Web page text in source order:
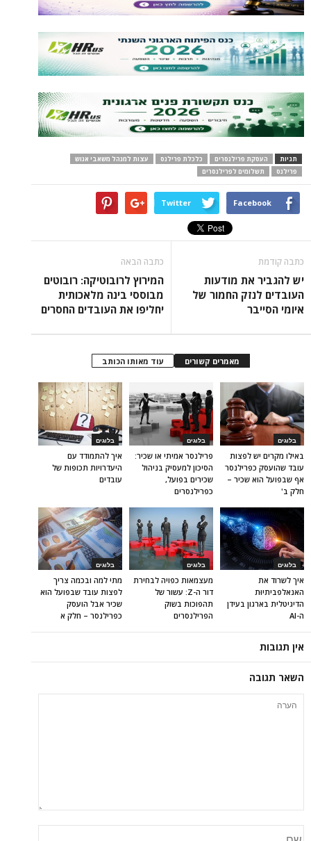
תגיות העסקת פרילנסרים כלכלת פרילנס
עצות למנהל משאבי אנוש
פרילנס
תשלומים לפרילנסרים
Facebook
Twitter
כתבה קודמת
יש להגביר את מודעות
העובדים לנזק החמור של
איומי הסייבר
כתבה הבאה
המירוץ לרובוטיקה: רובוטים
מבוססי בינה מלאכותית
יחליפו את העובדים החסרים
מאמרים קשורים עוד מאותו הכותב
בלוגים
איך להתמודד עם
היעדרויות תכופות של
עובדים
בלוגים
פרילנסר אמיתי או שכיר:
הסיכון למעסיק בניהול
שכירים בפועל,
כפרילנסרים
בלוגים
באילו מקרים יש לפצות
עובד שהועסק כפרילנסר
אף שבפועל הוא שכיר –
חלק ב'
בלוגים
מתי למה ובכמה צריך
לפצות עובד שבפועל הוא
שכיר אבל הועסק
כפרילנסר – חלק א
בלוגים
מעצמאות כפויה לבחירת
דור ה-Z: עשור של
תהפוכות בשוק
הפרילנסרים
בלוגים
איך לשרוד את
האנאלפביתיוּת
הדיגיטלית בארגון בעידן
ה-AI
אין תגובות
השאר תגובה